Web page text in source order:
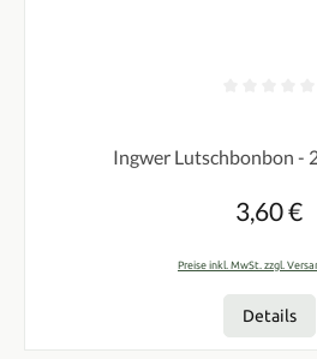
Ingwer Lutschbonbon -
3,60 €
Preise inkl. MwSt. zzgl.
Details